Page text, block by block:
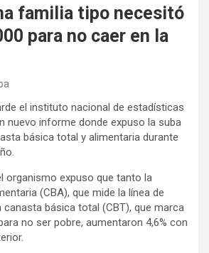
familia tipo necesitó
para no caer en la
el instituto nacional de estadísticas
nuevo informe donde expuso la suba
básica total y alimentaria durante
organismo expuso que tanto la
(CBA), que mide la línea de
canasta básica total (CBT), que marca
no ser pobre, aumentaron 4,6% con